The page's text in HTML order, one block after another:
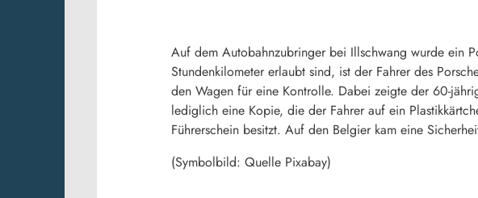
Auf dem Autobahnzubringer bei Illschwang wurde ein
Stundenkilometer erlaubt sind, ist der Fahrer des
den Wagen für eine Kontrolle. Dabei zeigte der 60-
lediglich eine Kopie, die der Fahrer auf ein
Führerschein besitzt. Auf den Belgier kam eine
(Symbolbild: Quelle Pixabay)